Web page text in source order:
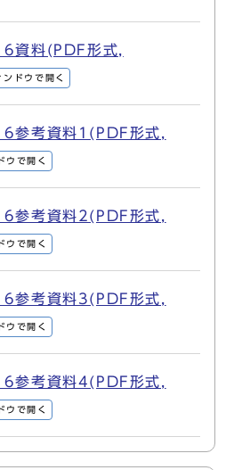
資料(PDF形式,
ンドウで開く
参考資料1(PDF形式,
ウで開く
参考資料2(PDF形式,
ウで開く
参考資料3(PDF形式,
ウで開く
参考資料4(PDF形式,
ウで開く